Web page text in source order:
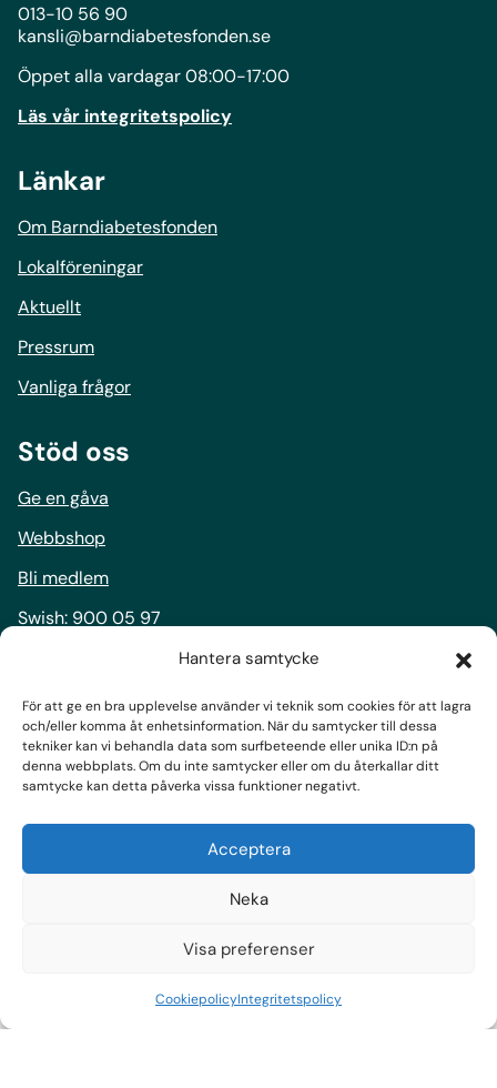
Hantera samtycke
För att ge en bra upplevelse använder vi teknik som cookies för att lagra
och/eller komma åt enhetsinformation. När du samtycker till dessa
tekniker kan vi behandla data som surfbeteende eller unika ID:n på
denna webbplats. Om du inte samtycker eller om du återkallar ditt
samtycke kan detta påverka vissa funktioner negativt.
Acceptera
Neka
Visa preferenser
CookiepolicyIntegritetspolicy
013-10 56 90
kansli@barndiabetesfonden.se
Öppet alla vardagar 08:00-17:00
Läs vår integritetspolicy
Länkar
Om Barndiabetesfonden
Lokalföreningar
Aktuellt
Pressrum
Vanliga frågor
Stöd oss
Ge en gåva
Webbshop
Bli medlem
Swish: 900 05 97
900-0597
Följ oss
Facebook
Prenumerera på nyhetsbrev